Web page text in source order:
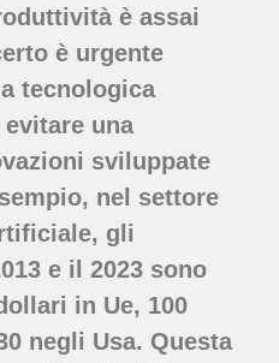
è assai
è urgente
tecnologica
una
sviluppate
nel settore
gli
e il 2023 sono
in Ue, 100
negli Usa. Questa